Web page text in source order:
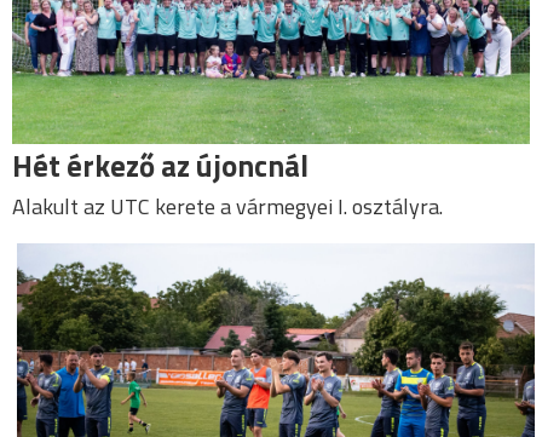
Hét érkező az újoncnál
Alakult az UTC kerete a vármegyei I. osztályra.